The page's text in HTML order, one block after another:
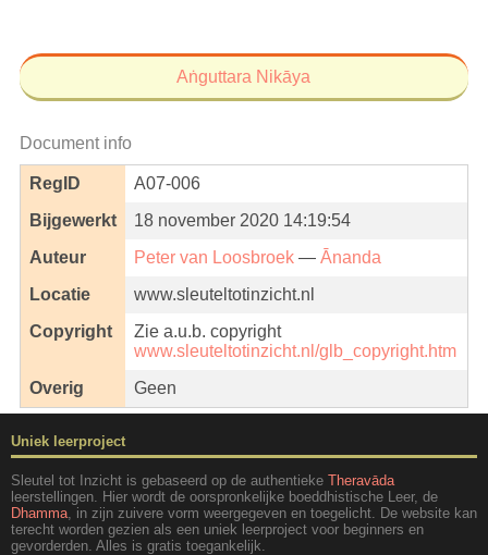
Aṅguttara Nikāya
Document info
RegID
A07-006
Bijgewerkt
18 november 2020 14:19:54
Auteur
Peter van Loosbroek— Ānanda
Locatie
www.sleuteltotinzicht.nl
Copyright
Zie a.u.b. copyright
www.sleuteltotinzicht.nl/glb_copyright.htm
Overig
Geen
Uniek leerproject
Sleutel tot Inzicht is gebaseerd op de authentieke Theravāda
leerstellingen. Hier wordt de oorspronkelijke boeddhistische Leer, de
Dhamma , in zijn zuivere vorm weergegeven en toegelicht. De website kan
terecht worden gezien als een uniek leerproject voor beginners en
gevorderden. Alles is gratis toegankelijk.